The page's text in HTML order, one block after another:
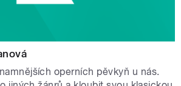
operních pěvkyň u nás.